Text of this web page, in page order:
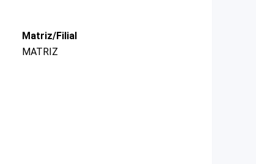
Matriz/Filial
MATRIZ